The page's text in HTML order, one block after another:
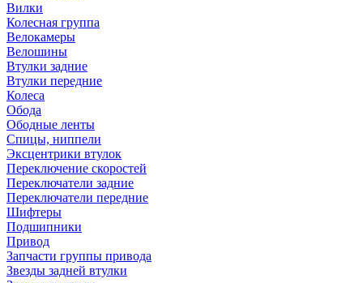
Вилки
Колесная группа
Велокамеры
Велошины
Втулки задние
Втулки передние
Колеса
Обода
Ободные ленты
Спицы, ниппели
Эксцентрики втулок
Переключение скоростей
Переключатели задние
Переключатели передние
Шифтеры
Подшипники
Привод
Запчасти группы привода
Звезды задней втулки